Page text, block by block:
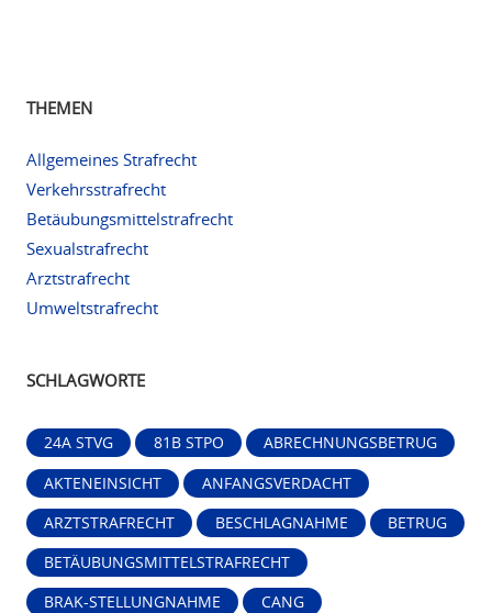
THEMEN
Allgemeines Strafrecht
Verkehrsstrafrecht
Betäubungsmittelstrafrecht
Sexualstrafrecht
Arztstrafrecht
Umweltstrafrecht
SCHLAGWORTE
24A STVG 81B STPO ABRECHNUNGSBETRUG
AKTENEINSICHT ANFANGSVERDACHT
ARZTSTRAFRECHT BESCHLAGNAHME BETRUG
BETÄUBUNGSMITTELSTRAFRECHT
BRAK-STELLUNGNAHME CANG